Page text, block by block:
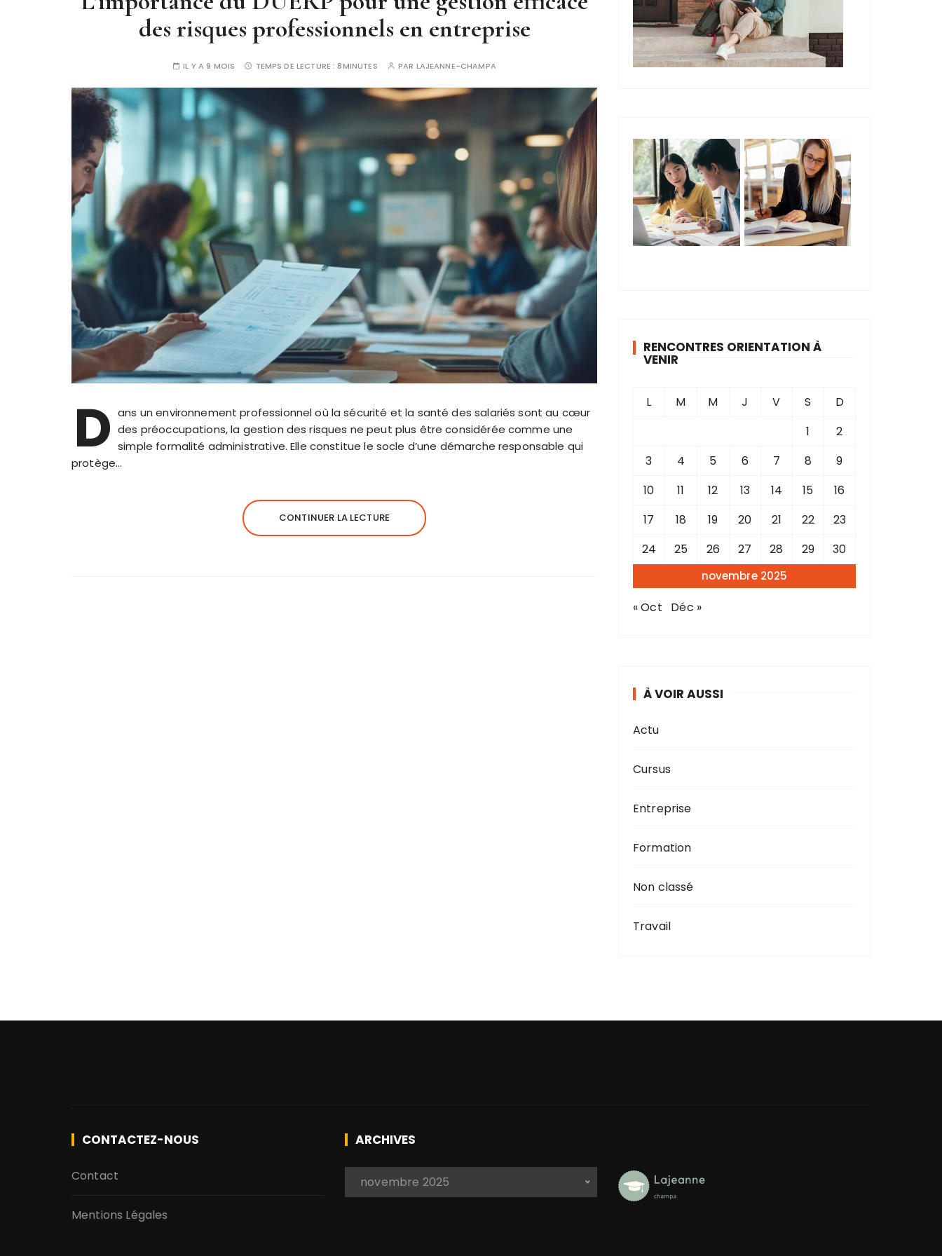
des risques professionnels en entreprise
IL Y A 9 MOIS TEMPS DE LECTURE :8MINUTES PAR LAJEANNE-CHAMPA
D ans un environnement professionnel où la sécurité et la santé des salariés sont au cœur
des préoccupations, la gestion des risques ne peut plus être considérée comme une
simple formalité administrative. Elle constitue le socle d’une démarche responsable qui
protège…
CONTINUER LA LECTURE
RENCONTRES ORIENTATION À
VENIR
novembre 2025
L M M J V S
D
1
2
3
4 5 6 7 8
9
10
11 12 13 14 15
16
17
18 19 20 21 22
23
24
25 26 27 28 29 30
« Oct Déc »
À VOIR AUSSI
Actu
Cursus
Entreprise
Formation
Non classé
Travail
CONTACTEZ-NOUS
Contact
Mentions Légales
ARCHIVES
novembre 2025